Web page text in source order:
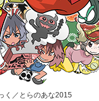
く／とらのあな2015